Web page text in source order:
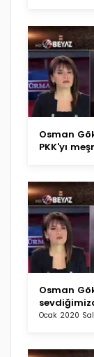
Osman
PKK'yı
Osman
Ocak 2020